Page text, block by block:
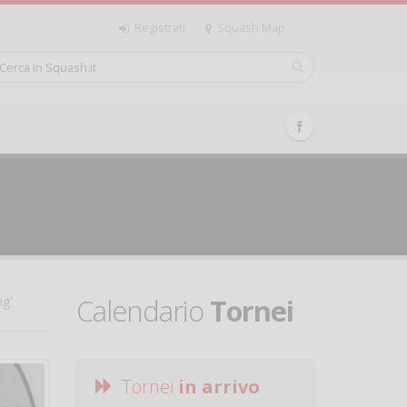
Registrati Squash Map
CalendarioTornei
Tornei in arrivo